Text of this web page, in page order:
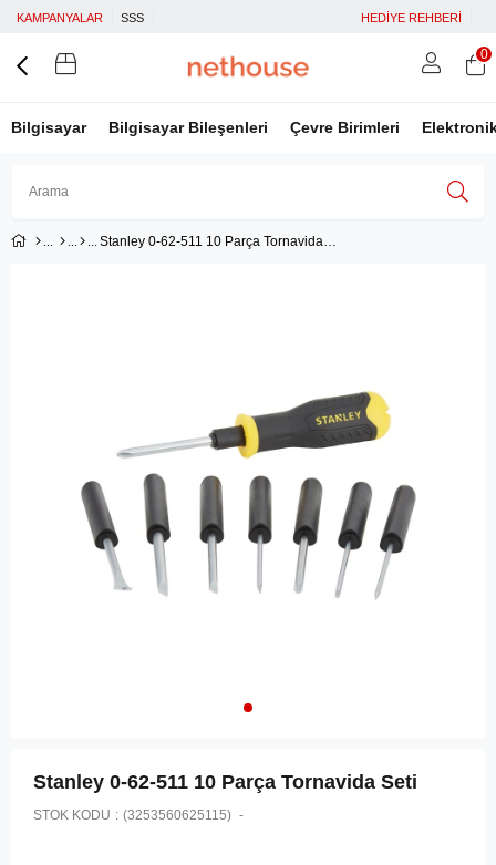
KAMPANYALAR SSS HEDİYE REHBERİ
Bilgisayar Bilgisayar Bileşenleri Çevre Birimleri
Üye Girişi
0
Stanley 0-62-511 10 Parça Tornavida Seti
Stanley 0-62-511 10 Parça Tornavida Seti
STOK KODU (3253560625115)